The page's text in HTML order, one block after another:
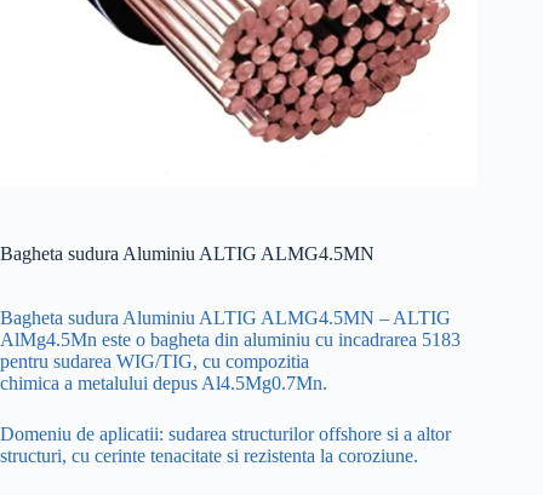
Bagheta sudura Aluminiu ALTIG ALMG4.5MN
Bagheta sudura Aluminiu ALTIG ALMG4.5MN – ALTIG
AlMg4.5Mn este o bagheta din aluminiu cu incadrarea 5183
pentru sudarea WIG/TIG, cu compozitia
chimica a metalului depus Al4.5Mg0.7Mn.
Domeniu de aplicatii: sudarea structurilor offshore si a altor
structuri, cu cerinte tenacitate si rezistenta la coroziune.